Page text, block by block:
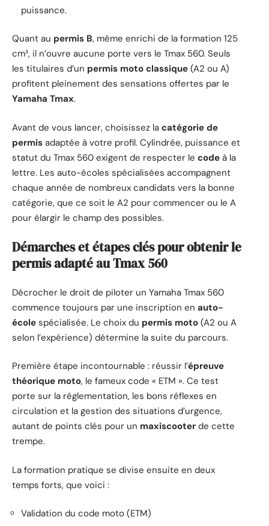
puissance.
Quant au permis B, même enrichi de la formation 125
cm³, il n’ouvre aucune porte vers le Tmax 560. Seuls
les titulaires d’un permis moto classique (A2 ou A)
profitent pleinement des sensations offertes par le
Yamaha Tmax.
Avant de vous lancer, choisissez la catégorie de
permis adaptée à votre profil. Cylindrée, puissance et
statut du Tmax 560 exigent de respecter le code à la
lettre. Les auto-écoles spécialisées accompagnent
chaque année de nombreux candidats vers la bonne
catégorie, que ce soit le A2 pour commencer ou le A
pour élargir le champ des possibles.
Démarches et étapes clés pour obtenir le
permis adapté au Tmax 560
Décrocher le droit de piloter un Yamaha Tmax 560
commence toujours par une inscription en auto-
école spécialisée. Le choix du permis moto (A2 ou A
selon l’expérience) détermine la suite du parcours.
Première étape incontournable : réussir l’épreuve
théorique moto, le fameux code « ETM ». Ce test
porte sur la réglementation, les bons réflexes en
circulation et la gestion des situations d’urgence,
autant de points clés pour un maxiscooter de cette
trempe.
La formation pratique se divise ensuite en deux
temps forts, que voici :
Validation du code moto (ETM)